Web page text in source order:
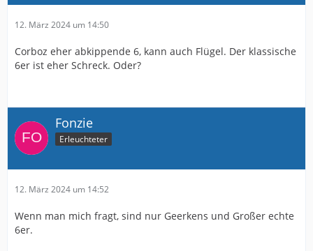
12. März 2024 um 14:50
Corboz eher abkippende 6, kann auch Flügel. Der klassische
6er ist eher Schreck. Oder?
Fonzie
Erleuchteter
12. März 2024 um 14:52
Wenn man mich fragt, sind nur Geerkens und Großer echte
6er.